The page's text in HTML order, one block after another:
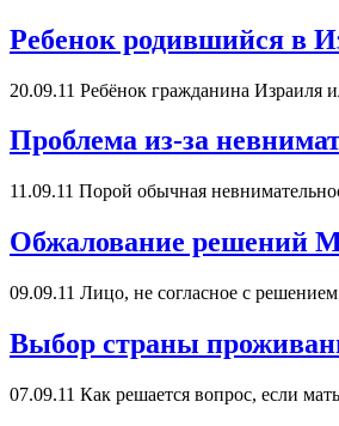
Ребенок родившийся в
20.09.11 Ребёнок гражданина Израиля
Проблема из-за
11.09.11 Порой обычная
Обжалование решений
09.09.11 Лицо, не согласное с
Выбор страны
07.09.11 Как решается вопрос, если